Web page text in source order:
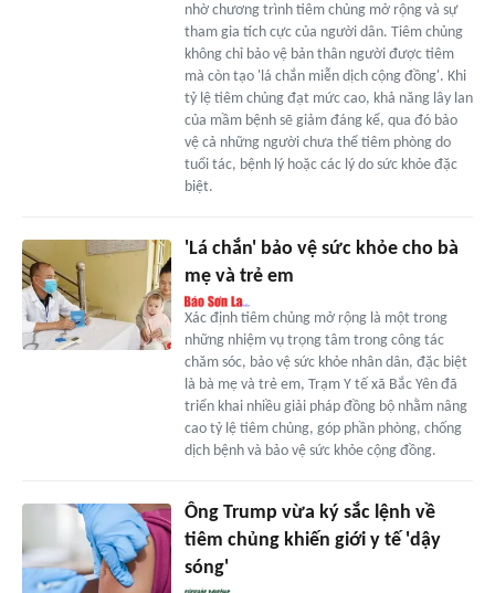
nhờ chương trình tiêm chủng mở rộng và sự
tham gia tích cực của người dân. Tiêm chủng
không chỉ bảo vệ bản thân người được tiêm
mà còn tạo 'lá chắn miễn dịch cộng đồng'. Khi
tỷ lệ tiêm chủng đạt mức cao, khả năng lây lan
của mầm bệnh sẽ giảm đáng kể, qua đó bảo
vệ cả những người chưa thể tiêm phòng do
tuổi tác, bệnh lý hoặc các lý do sức khỏe đặc
biệt.
'Lá chắn' bảo vệ sức khỏe cho bà
mẹ và trẻ em
Xác định tiêm chủng mở rộng là một trong
những nhiệm vụ trọng tâm trong công tác
chăm sóc, bảo vệ sức khỏe nhân dân, đặc biệt
là bà mẹ và trẻ em, Trạm Y tế xã Bắc Yên đã
triển khai nhiều giải pháp đồng bộ nhằm nâng
cao tỷ lệ tiêm chủng, góp phần phòng, chống
dịch bệnh và bảo vệ sức khỏe cộng đồng.
Ông Trump vừa ký sắc lệnh về
tiêm chủng khiến giới y tế 'dậy
sóng'